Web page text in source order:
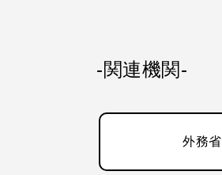
-関連機関-
外務省